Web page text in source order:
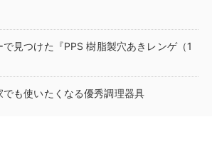
見つけた『PPS 樹脂製穴あきレンゲ（1
も使いたくなる優秀調理器具